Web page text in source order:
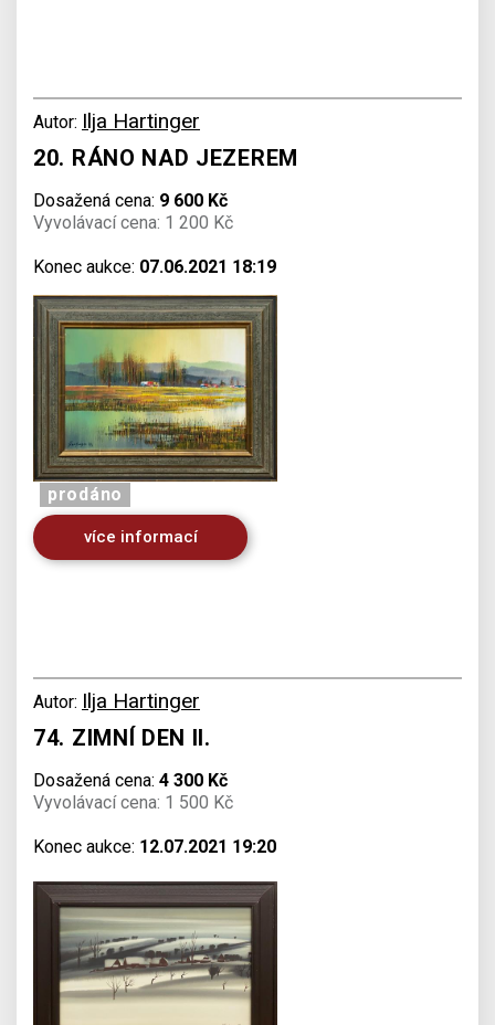
Autor: Ilja Hartinger
20. RÁNO NAD JEZEREM
Dosažená cena: 9 600 Kč
Vyvolávací cena: 1 200 Kč
Konec aukce: 07.06.2021 18:19
prodáno
více informací
Autor: Ilja Hartinger
74. ZIMNÍ DEN II.
Dosažená cena: 4 300 Kč
Vyvolávací cena: 1 500 Kč
Konec aukce: 12.07.2021 19:20